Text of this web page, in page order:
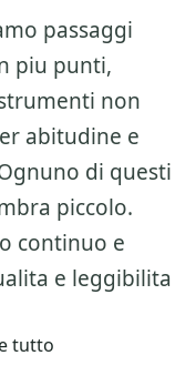
passaggi
piu punti,
non
abitudine e
di questi
piccolo.
continuo e
e leggibilita
tutto